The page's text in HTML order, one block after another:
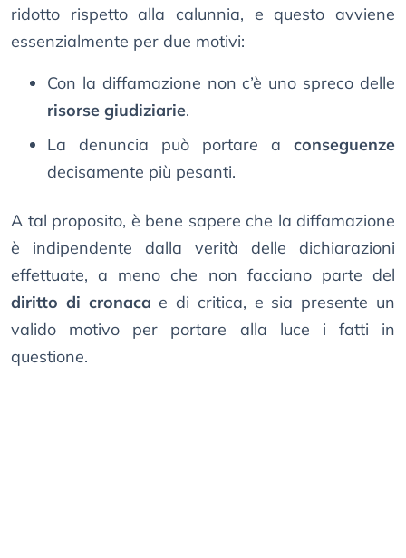
ridotto rispetto alla calunnia, e questo avviene
essenzialmente per due motivi:
Con la diffamazione non c’è uno spreco delle
risorse giudiziarie.
La denuncia può portare a conseguenze
decisamente più pesanti.
A tal proposito, è bene sapere che la diffamazione
è indipendente dalla verità delle dichiarazioni
effettuate, a meno che non facciano parte del
diritto di cronaca e di critica, e sia presente un
valido motivo per portare alla luce i fatti in
questione.